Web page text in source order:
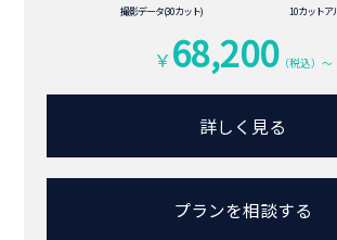
【松山】七五三ロケーショ
ン(台紙付)